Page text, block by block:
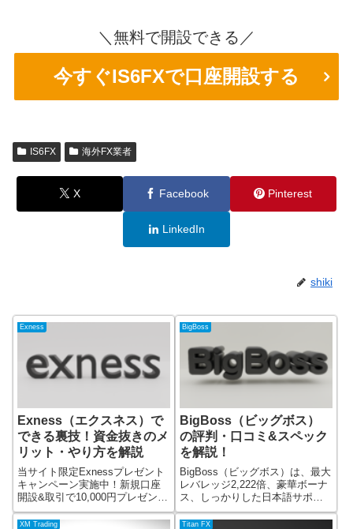
＼無料で開設できる／
今すぐIS6FXで口座開設する
IS6FX 海外FX業者
X Facebook Pinterest
LinkedIn
shiki
Exness
Exness（エクスネス）で
できる裏技！資金抜きのメ
リット・やり方を解説
当サイト限定Exnessプレゼント
キャンペーン実施中！新規口座
開設&取引で10,000円プレゼント
FX業者のExness（エクスネス）
のプレゼント企画！Exnessで口
BigBoss
BigBoss（ビッグボス）
の評判・口コミ&スペック
を解説！
BigBoss（ビッグボス）は、最大
レバレッジ2,222倍、豪華ボーナ
ス、しっかりした日本語サポー
トなどで人気の海外FX業者で
す。さらに、分別管理、口座資
XM Trading Titan FX